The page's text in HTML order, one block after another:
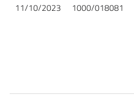
11/10/2023 1000/018081